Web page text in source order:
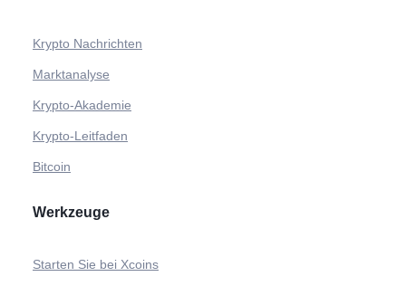
Krypto Nachrichten
Marktanalyse
Krypto-Akademie
Krypto-Leitfaden
Bitcoin
Werkzeuge
Starten Sie bei Xcoins